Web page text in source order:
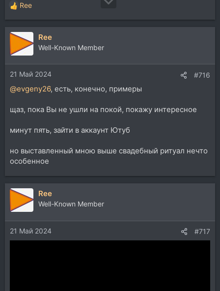
Р
е
а
к
ц
и
и
:
Ree
Ree
Well-Known Member
21 Май 2024 #716
@evgeny26, есть, конечно, примеры
щаз, пока Вы не ушли на покой, покажу интересное
минут пять, зайти в аккаунт Ютуб
но выставленный мною выше свадебный ритуал нечто
особенное
Ree
Well-Known Member
21 Май 2024 #717